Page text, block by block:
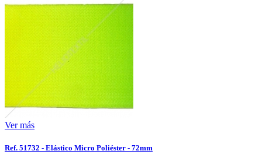
Ver más
Ref. 51732 - Elástico Micro Poliéster - 72mm